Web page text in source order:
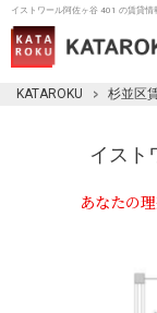
イストワール阿佐ヶ谷 401 の賃貸情
KATAROKU 杉並区
イスト
あなたの